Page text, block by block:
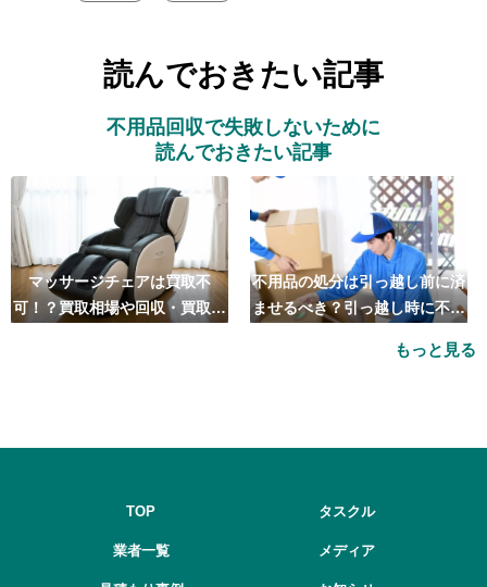
読んでおきたい記事
不用品回収で失敗しないために
読んでおきたい記事
マッサージチェアは買取不
可！？買取相場や回収・買取の
不用品の処分は引っ越し前に済
ませるべき？引っ越し時に不用
もっと見る
TOP
業者一覧
タスクル
メディア